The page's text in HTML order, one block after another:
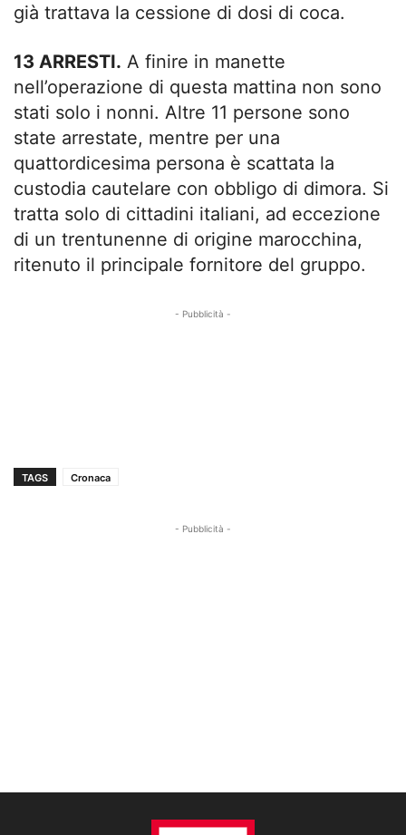
già trattava la cessione di dosi di coca.
13 ARRESTI. A finire in manette
nell’operazione di questa mattina non sono
stati solo i nonni. Altre 11 persone sono
state arrestate, mentre per una
quattordicesima persona è scattata la
custodia cautelare con obbligo di dimora. Si
tratta solo di cittadini italiani, ad eccezione
di un trentunenne di origine marocchina,
ritenuto il principale fornitore del gruppo.
- Pubblicità -
TAGS Cronaca
- Pubblicità -